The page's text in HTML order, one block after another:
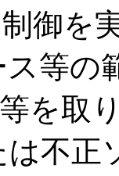
御を
等の
を取
は不正